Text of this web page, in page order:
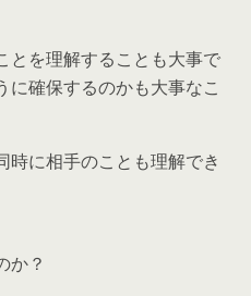
とを理解することも大事で
に確保するのかも大事なこ
時に相手のことも理解でき
か？